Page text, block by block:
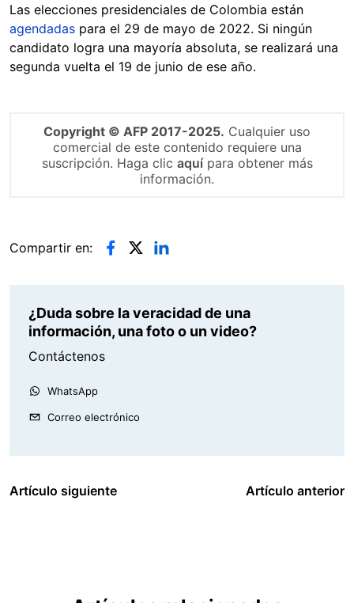
Las elecciones presidenciales de Colombia están
agendadas para el 29 de mayo de 2022. Si ningún
candidato logra una mayoría absoluta, se realizará una
segunda vuelta el 19 de junio de ese año.
Copyright © AFP 2017-2025. Cualquier uso
comercial de este contenido requiere una
suscripción. Haga clic aquípara obtener más
información.
Compartir en:
¿Duda sobre la veracidad de una
información, una foto o un video?
Contáctenos
WhatsApp
Correo electrónico
Artículo siguiente Artículo anterior